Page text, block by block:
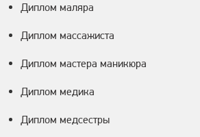
Диплом маляра
Диплом массажиста
Диплом мастера маникюра
Диплом медика
Диплом медсестры